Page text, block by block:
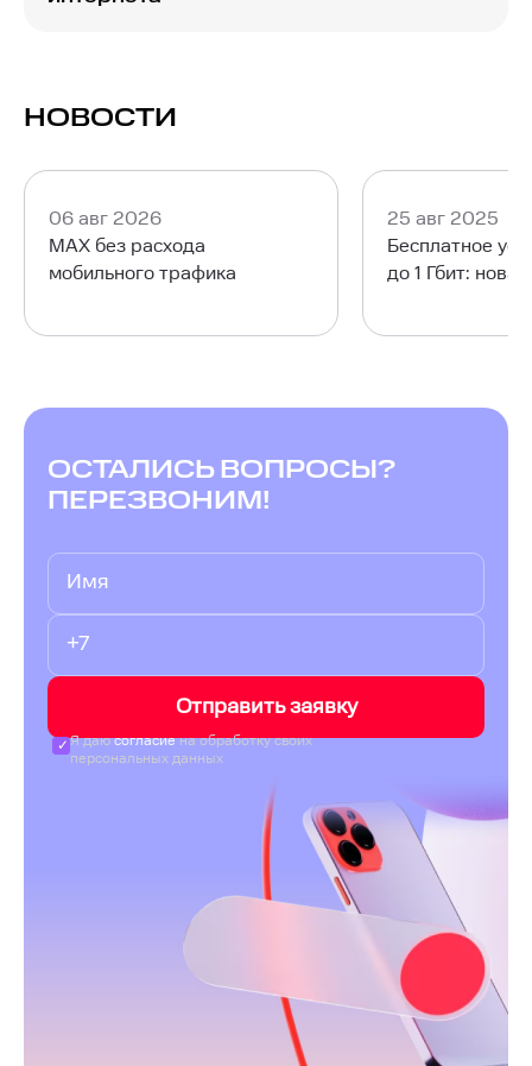
любое время.
скоростью в любой точке вашей квартиры со
планшета.
НОВОСТИ
06 авг 2026
MAX без расхода
мобильного трафика
25 авг 2025
Бесплатное
до 1 Гбит:
ОСТАЛИСЬ ВОПРОСЫ?
ПЕРЕЗВОНИМ!
Отправить заявку
Я даюсогласиена обработку своих
персональных данных